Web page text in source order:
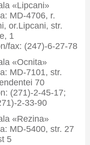
«Lipcani»
MD-4706, r.
or.Lipcani, str.
1
fax: (247)-6-27-78
«Ocnita»
MD-7101, str.
70
(271)-2-45-17;
2-33-90
«Rezina»
MD-5400, str. 27
5